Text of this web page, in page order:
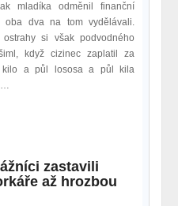
mladíka odměnil finanční
oba dva na tom vydělávali.
ostrahy si však podvodného
když cizinec zaplatil za
kilo a půl lososa a půl kila
zastavili
až hrozbou